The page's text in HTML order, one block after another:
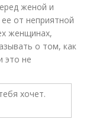
женой и
от неприятной
женщинах,
о том, как
это не